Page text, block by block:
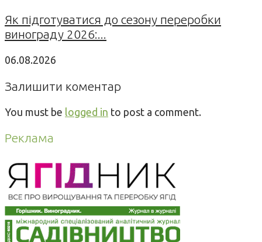
Як підготуватися до сезону переробки
винограду 2026:...
06.08.2026
Залишити коментар
You must be logged in to post a comment.
Реклама